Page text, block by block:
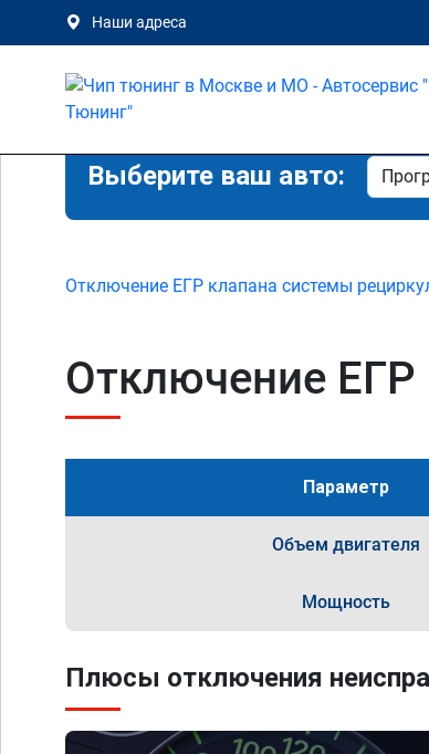
Наши адреса
Выберите ваш авто:
Отключение ЕГР клапана системы
Отключение ЕГР
Параметр
Объем двигателя
Мощность
Плюсы отключения